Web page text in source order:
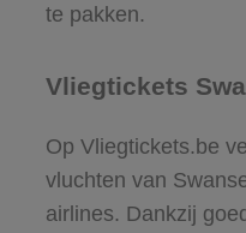
te pakken.
Vliegtickets
Op Vliegtickets.be
vluchten van
airlines. Dankzij